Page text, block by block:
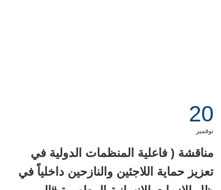
20
نوفمبر
مناقشة ( فاعلية المنظمات الدولية في
تعزيز حماية اللاجئين والنازحين داخلياً في